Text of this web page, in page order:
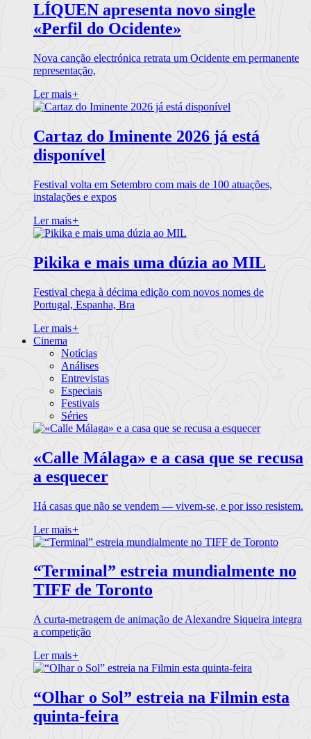
LÍQUEN apresenta novo single
«Perfil do Ocidente»
Nova canção electrónica retrata um Ocidente em permanente
representação,
Ler mais+
Cartaz do Iminente 2026 já está
disponível
Festival volta em Setembro com mais de 100 atuações,
instalações e expos
Ler mais+
Pikika e mais uma dúzia ao MIL
Festival chega à décima edição com novos nomes de
Portugal, Espanha, Bra
Ler mais+
Cinema
Notícias
Análises
Entrevistas
Especiais
Festivais
Séries
«Calle Málaga» e a casa que se recusa
a esquecer
Há casas que não se vendem — vivem-se, e por isso resistem.
Ler mais+
“Terminal” estreia mundialmente no
TIFF de Toronto
A curta-metragem de animação de Alexandre Siqueira integra
a competição
Ler mais+
“Olhar o Sol” estreia na Filmin esta
quinta-feira